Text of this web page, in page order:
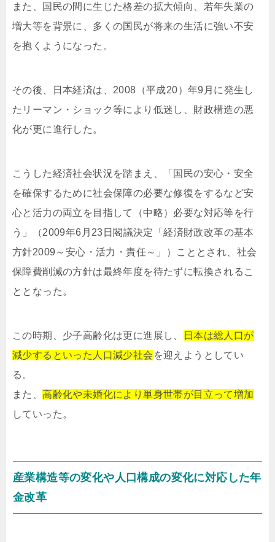
また、国民の間に生じた格差の拡大傾向、若年失業の
増大等を背景に、多くの国民が将来の生活に強い不安
を抱くようになった。
その後、日本経済は、2008（平成20）年9月に発生し
たリーマン・ショック等により低迷し、財政構造の悪
化が更に進行した。
こうした経済社会状況を踏まえ、「国民の安心・安全
を確保するために社会保障の必要な修復をするなど安
心と活力の両立を目指して（中略）必要な対応等を行
う」（2009年6月23日閣議決定「経済財政改革の基本
方針2009～安心・活力・責任～」）こととされ、社会
保障費削減の方針は最終年度を待たずに転換されるこ
ととなった。
この時期、少子高齢化は更に進展し、
日本は総人口が
減少するといった人口減少社会 を迎えようとしてい
る。
また、高齢化や未婚化により単身世帯が目立って増加
していった。
産業構造等の変化や人口構成の変化に対応した年
金改革